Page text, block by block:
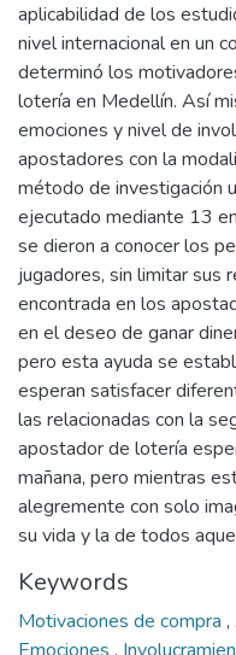
aplicabilidad de los
nivel internacional en un
determinó los
lotería en Medellín. Así
emociones y nivel de
apostadores con la
método de investigación
ejecutado mediante 13
se dieron a conocer los
jugadores, sin limitar sus
encontrada en los
en el deseo de ganar
pero esta ayuda se
esperan satisfacer
las relacionadas con la
apostador de lotería
mañana, pero mientras
alegremente con solo
su vida y la de todos
Keywords
Motivaciones de compra ,